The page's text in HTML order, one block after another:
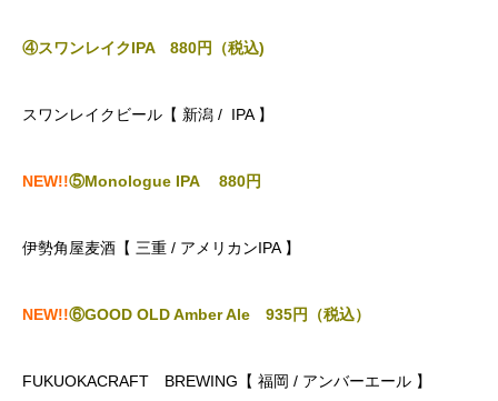
④スワンレイクIPA 880円（税込)
スワンレイクビール【 新潟 / IPA 】
NEW!!⑤Monologue IPA 880円
伊勢角屋麦酒【 三重 / アメリカンIPA 】
NEW!!⑥GOOD OLD Amber Ale 935円（税込）
FUKUOKACRAFT BREWING【 福岡 / アンバーエール 】